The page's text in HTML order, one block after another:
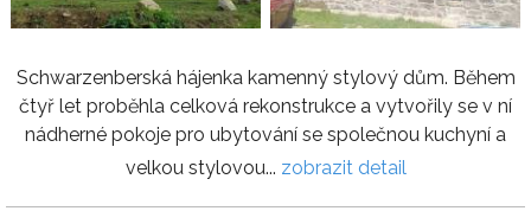
Schwarzenberská hájenka kamenný stylový dům. Během
čtyř let proběhla celková rekonstrukce a vytvořily se v ní
nádherné pokoje pro ubytování se společnou kuchyní a
velkou stylovou... zobrazit detail